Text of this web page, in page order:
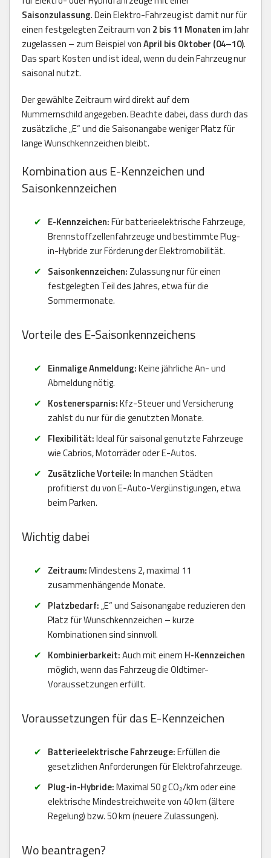
Saisonzulassung. Dein Elektro-Fahrzeug ist damit nur für
einen festgelegten Zeitraum von 2 bis 11 Monatenim Jahr
zugelassen – zum Beispiel vonApril bis Oktober (04–10).
Das spart Kosten und ist ideal, wenn du dein Fahrzeug nur
saisonal nutzt.
Der gewählte Zeitraum wird direkt auf dem
Nummernschild angegeben. Beachte dabei, dass durch das
zusätzliche „E“ und die Saisonangabe weniger Platz für
lange Wunschkennzeichen bleibt.
Kombination aus E-Kennzeichen und
Saisonkennzeichen
E-Kennzeichen:Für batterieelektrische Fahrzeuge,
Brennstoffzellenfahrzeuge und bestimmte Plug-
in-Hybride zur Förderung der Elektromobilität.
Saisonkennzeichen:Zulassung nur für einen
festgelegten Teil des Jahres, etwa für die
Sommermonate.
Vorteile des E-Saisonkennzeichens
Einmalige Anmeldung:Keine jährliche An- und
Abmeldung nötig.
Kostenersparnis:Kfz-Steuer und Versicherung
zahlst du nur für die genutzten Monate.
Flexibilität:Ideal für saisonal genutzte Fahrzeuge
wie Cabrios, Motorräder oder E-Autos.
Zusätzliche Vorteile:In manchen Städten
profitierst du von E-Auto-Vergünstigungen, etwa
beim Parken.
Wichtig dabei
Zeitraum:Mindestens 2, maximal 11
zusammenhängende Monate.
Platzbedarf:„E“ und Saisonangabe reduzieren den
Platz für Wunschkennzeichen – kurze
Kombinationen sind sinnvoll.
Kombinierbarkeit:Auch mit einem H-Kennzeichen
möglich, wenn das Fahrzeug die Oldtimer-
Voraussetzungen erfüllt.
Voraussetzungen für das E-Kennzeichen
Batterieelektrische Fahrzeuge:Erfüllen die
gesetzlichen Anforderungen für Elektrofahrzeuge.
Plug-in-Hybride:Maximal 50 g CO₂/km oder eine
elektrische Mindestreichweite von 40 km (ältere
Regelung) bzw. 50 km (neuere Zulassungen).
Wo beantragen?